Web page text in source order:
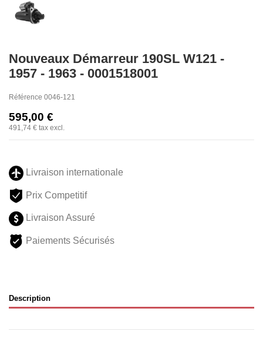
Nouveaux Démarreur 190SL W121 -
1957 - 1963 - 0001518001
Référence 0046-121
595,00 €
491,74 € tax excl.
Livraison internationale
Prix Competitif
Livraison Assuré
Paiements Sécurisés
Description